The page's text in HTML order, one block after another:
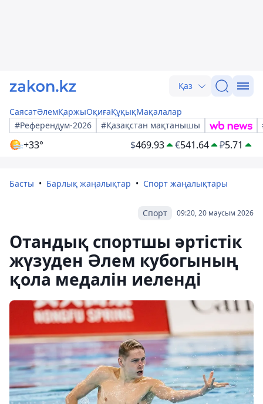
Қаз
СаясатӘлемҚаржыОқиғаҚұқықМақалалар
#Референдум-2026
#Қазақстан мақтанышы
+33° $469.93 €541.64 ₽5.71
Басты Барлық жаңалықтар Спорт жаңалықтары
09:20, 20 маусым 2026
Спорт
Отандық спортшы әртістік
жүзуден Әлем кубогының
қола медалін иеленді